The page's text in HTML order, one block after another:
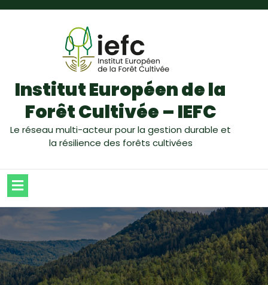
Institut Européen de la
Forêt Cultivée – IEFC
Le réseau multi-acteur pour la gestion durable et
la résilience des forêts cultivées